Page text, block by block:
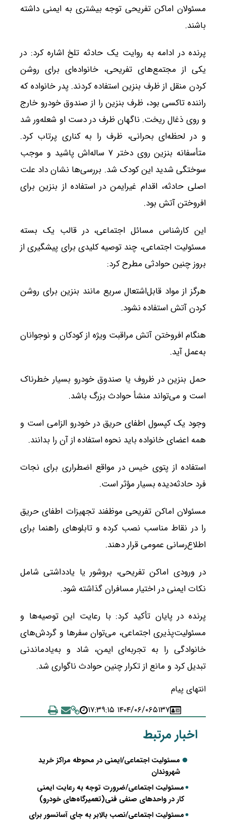
مسئولان اماکن تفریحی توجه بیشتری به ایمنی داشته
باشند.
پرنده در ادامه به روایت یک حادثه تلخ اشاره کرد: در
یکی از مجتمع‌های تفریحی، خانواده‌ای برای روشن
کردن منقل از ظرف بنزین استفاده کردند. پدر خانواده که
راننده تاکسی بود، ظرف بنزین را از صندوق خودرو خارج
و روی ذغال ریخت. ناگهان ظرف در دست او شعله‌ور شد
و در لحظه‌ای بحرانی، ظرف را به کناری پرتاب کرد.
متأسفانه بنزین روی دختر ۷ ساله‌اش پاشید و موجب
سوختگی شدید این کودک شد. بررسی‌ها نشان داد علت
اصلی حادثه، اقدام غیرایمن در استفاده از بنزین برای
افروختن آتش بود.
این کارشناس مسائل اجتماعی، در قالب یک بسته
مسئولیت اجتماعی، چند توصیه کلیدی برای پیشگیری از
بروز چنین حوادثی مطرح کرد:
هرگز از مواد قابل‌اشتعال سریع مانند بنزین برای روشن
کردن آتش استفاده نشود.
هنگام افروختن آتش مراقبت ویژه از کودکان و نوجوانان
به‌عمل آید.
حمل بنزین در ظروف یا صندوق خودرو بسیار خطرناک
است و می‌تواند منشأ حوادث بزرگ باشد.
وجود یک کپسول اطفای حریق در خودرو الزامی است و
همه اعضای خانواده باید نحوه استفاده از آن را بدانند.
استفاده از پتوی خیس در مواقع اضطراری برای نجات
فرد حادثه‌دیده بسیار مؤثر است.
مسئولان اماکن تفریحی موظفند تجهیزات اطفای حریق
را در نقاط مناسب نصب کرده و تابلوهای راهنما برای
اطلاع‌رسانی عمومی قرار دهند.
در ورودی اماکن تفریحی، بروشور یا یادداشتی شامل
نکات ایمنی در اختیار مسافران گذاشته شود.
پرنده در پایان تأکید کرد: با رعایت این توصیه‌ها و
مسئولیت‌پذیری اجتماعی، می‌توان سفرها و گردش‌های
خانوادگی را به تجربه‌ای ایمن، شاد و به‌یادماندنی
تبدیل کرد و مانع از تکرار چنین حوادث ناگواری شد.
انتهای پیام
۵۱۳۷۱۴۰۴/۰۶/۰۶ ۱۷:۳۹:۱۵
اخبار مرتبط
مسئولیت اجتماعی/ایمنی در محوطه مراکز خرید
شهروندان
مسئولیت اجتماعی/ضرورت توجه به رعایت ایمنی
کار در واحدهای صنفی فنی(تعمیرگاه‌های خودرو)
مسئولیت اجتماعی/نصب بالابر به جای آسانسور برای